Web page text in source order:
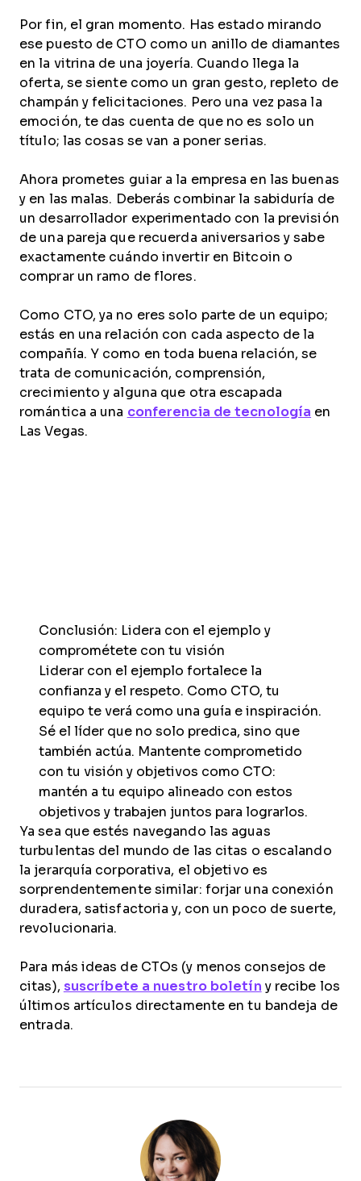
Por fin, el gran momento. Has estado mirando
ese puesto de CTO como un anillo de diamantes
en la vitrina de una joyería. Cuando llega la
oferta, se siente como un gran gesto, repleto de
champán y felicitaciones. Pero una vez pasa la
emoción, te das cuenta de que no es solo un
título; las cosas se van a poner serias.
Ahora prometes guiar a la empresa en las buenas
y en las malas. Deberás combinar la sabiduría de
un desarrollador experimentado con la previsión
de una pareja que recuerda aniversarios y sabe
exactamente cuándo invertir en Bitcoin o
comprar un ramo de flores.
Como CTO, ya no eres solo parte de un equipo;
estás en una relación con cada aspecto de la
compañía. Y como en toda buena relación, se
trata de comunicación, comprensión,
crecimiento y alguna que otra escapada
romántica a una conferencia de tecnología en
Las Vegas.
Conclusión: Lidera con el ejemplo y
comprométete con tu visión
Liderar con el ejemplo fortalece la
confianza y el respeto. Como CTO, tu
equipo te verá como una guía e inspiración.
Sé el líder que no solo predica, sino que
también actúa. Mantente comprometido
con tu visión y objetivos como CTO:
mantén a tu equipo alineado con estos
objetivos y trabajen juntos para lograrlos.
Ya sea que estés navegando las aguas
turbulentas del mundo de las citas o escalando
la jerarquía corporativa, el objetivo es
sorprendentemente similar: forjar una conexión
duradera, satisfactoria y, con un poco de suerte,
revolucionaria.
Para más ideas de CTOs (y menos consejos de
citas), suscríbete a nuestro boletín y recibe los
últimos artículos directamente en tu bandeja de
entrada.